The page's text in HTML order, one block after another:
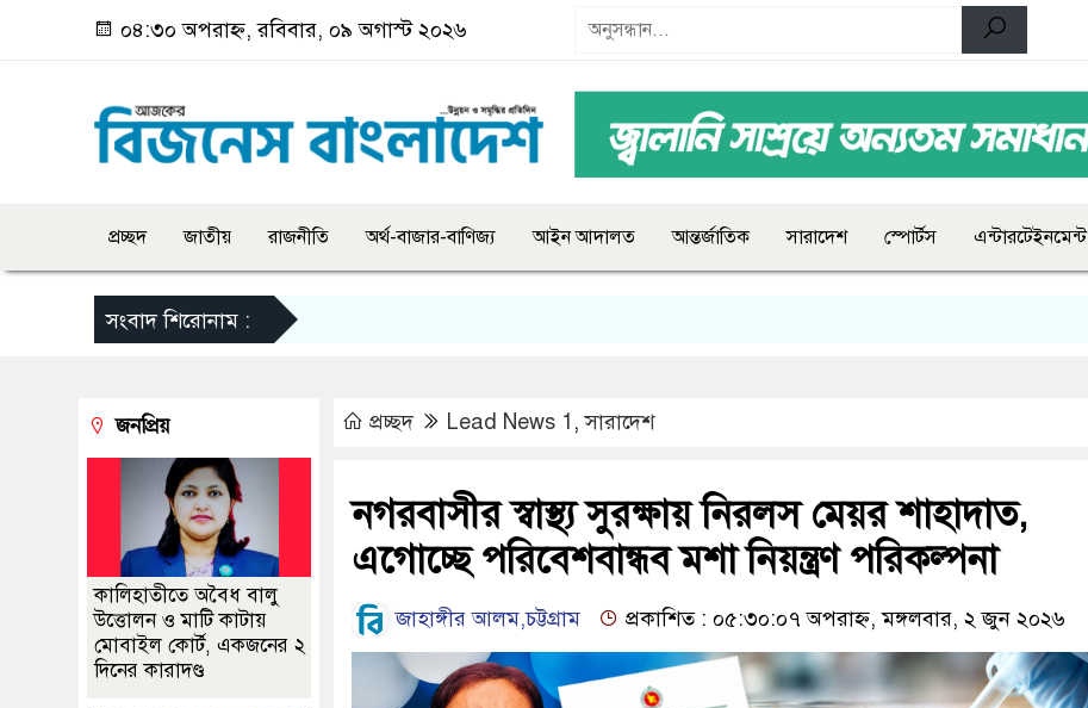
০৪:৩০ অপরাহ্ন, রবিবার, ০৯ অগাস্ট ২০২৬
প্রচ্ছদ জাতীয় রাজনীতি অর্থ-বাজার-বাণিজ্য আইন আদালত আন্তর্জাতিক সারাদেশ স্পোর্টস এন্টারটেইনমেন্ট
সংবাদ শিরোনাম :
প্রচ্ছদ Lead News 1 ,সারাদেশ
নগরবাসীর স্বাস্থ্য সুরক্ষায় নিরলস মেয়র শাহাদাত,
এগোচ্ছে পরিবেশবান্ধব মশা নিয়ন্ত্রণ পরিকল্পনা
জাহাঙ্গীর আলম,চট্টগ্রাম প্রকাশিত : ০৫:৩০:০৭ অপরাহ্ন, মঙ্গলবার, ২ জুন ২০২৬
জনপ্রিয়
কালিহাতীতে অবৈধ বালু
উত্তোলন ও মাটি কাটায়
মোবাইল কোর্ট, একজনের ২
দিনের কারাদণ্ড